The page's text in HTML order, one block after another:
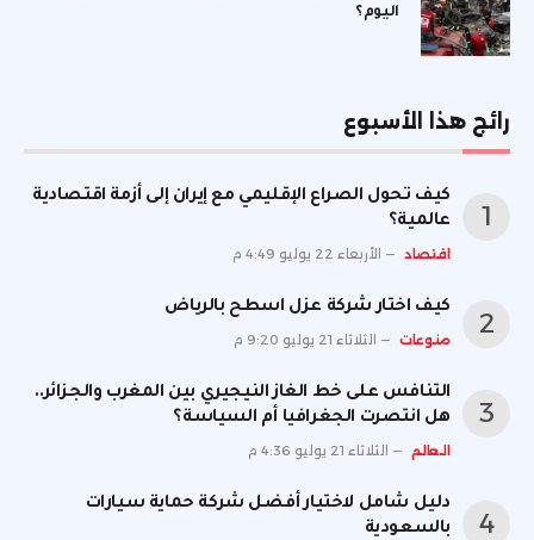
اليوم؟
رائج هذا الأسبوع
كيف تحول الصراع الإقليمي مع إيران إلى أزمة اقتصادية
عالمية؟
اقتصاد الأربعاء 22 يوليو 4:49 م
كيف اختار شركة عزل اسطح بالرياض
منوعات الثلاثاء 21 يوليو 9:20 م
التنافس على خط الغاز النيجيري بين المغرب والجزائر..
هل انتصرت الجغرافيا أم السياسة؟
العالم الثلاثاء 21 يوليو 4:36 م
دليل شامل لاختيار أفضل شركة حماية سيارات
بالسعودية